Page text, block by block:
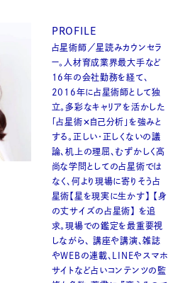
PROFILE
占星術師／星読みカウンセラ
ー。⼈材育成業界最⼤⼿など
16年の会社勤務を経て、
2016年に占星術師として独
⽴。多彩なキャリアを活かした
「占星術✕⾃⼰分析」を強みと
する。正しい・正しくないの議
論、机上の理屈、むずかしく高
尚な学問としての占星術では
なく、何より現場に寄りそう占
星術【星を現実に生かす】 【身
の丈サイズの占星術】 を追
求。現場での鑑定を最重要視
しながら、 講座や講演、雑誌
やWEBの連載、LINEやスマホ
サイトなど占いコンテンツの監